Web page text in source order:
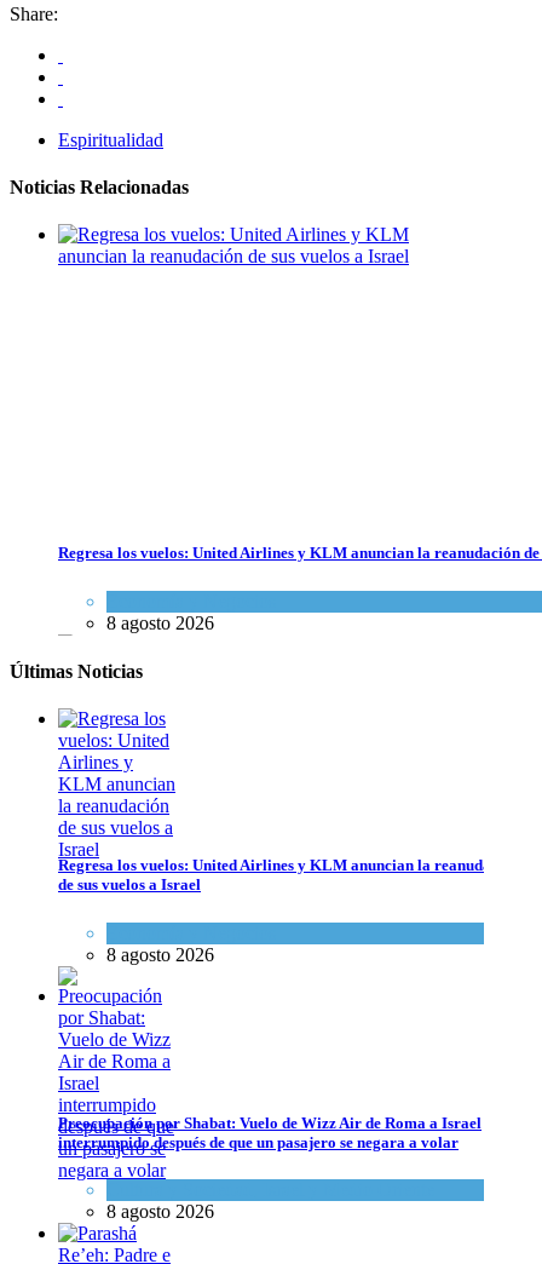
Share:
Espiritualidad
Noticias Relacionadas
Regresa los vuelos: United Airlines y KLM anuncian la reanudación de
8 agosto 2026
Preocupación por Shabat: Vuelo de Wizz Air de Roma a Israel
Cultura y Sociedad
8 agosto 2026
Últimas Noticias
Regresa los vuelos: United Airlines y KLM anuncian la reanudación
de sus vuelos a Israel
8 agosto 2026
Preocupación por Shabat: Vuelo de Wizz Air de Roma a Israel
interrumpido después de que un pasajero se negara a volar
8 agosto 2026